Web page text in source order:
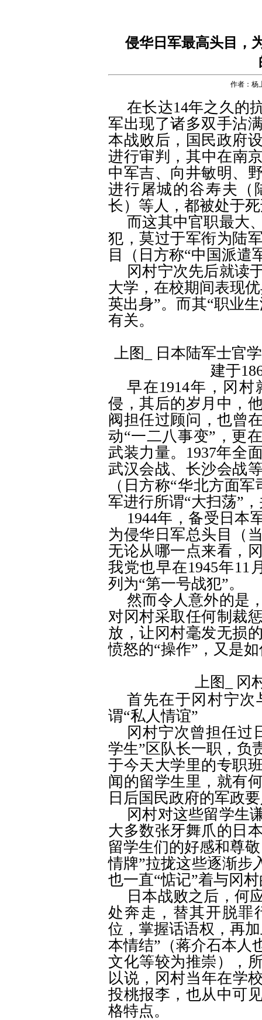
侵华日军最高头目，
作者：
在长达14年之久的
军出现了诸多双手沾
本战败后，国民政府
进行审判，其中在南
中军吉、向井敏明、
进行屠城的谷寿夫（
长）等人，都被处于
而这其中官职最大
犯，莫过于军衔为陆
目（日方称“中国派遣
冈村宁次先后就读
大学，在校期间表现
英出身”。而其“职业
有关。
上图
日本陆军士官
建于
早在1914年，冈村
侵，其后的岁月中，
阀担任过顾问，也曾
动“一二八事变” ，更
武装力量。 1937年全
武汉会战、长沙会战
（日方称“华北方面军
军进行所谓“大扫荡”
1944年，备受日本
为侵华日军总头目（
无论从哪一点来看，
我党也早在1945年11
列为“第一号战犯”。
然而令人意外的是
对冈村采取任何制裁
放，让冈村毫发无损
愤怒的“操作” ，又是
上图
冈
首先在于冈村宁次
谓“私人情谊”
冈村宁次曾担任过
学生” 区队长一职，负
于今天大学里的专职
闻的留学生里，就有
日后国民政府的军政
冈村对这些留学生
大多数张牙舞爪的日
留学生们的好感和尊
情牌”拉拢这些逐渐步
也一直“惦记”着与冈
日本战败之后，何
处奔走，替其开脱罪
位，掌握话语权，再
本情结” （蒋介石本
文化等较为推崇），
以说，冈村当年在学
投桃报李，也从中可
格特点。